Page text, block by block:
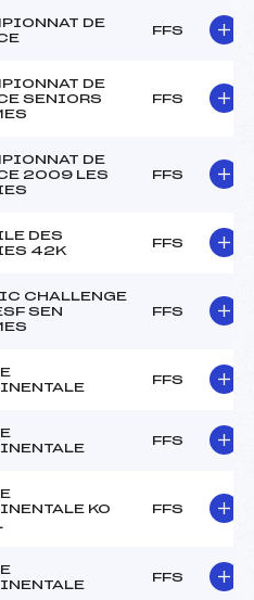
DE
FFS
DE
SENIORS
FFS
DE
2009 LES
FFS
DES
42K
FFS
CHALLENGE
SEN
FFS
FFS
FFS
KO
FFS
FFS